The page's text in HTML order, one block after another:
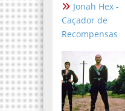
Jonah Hex -
Caçador de
Recompensas